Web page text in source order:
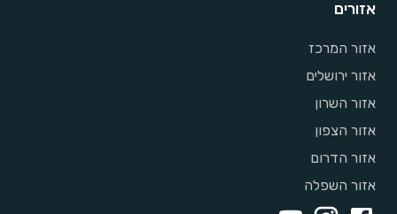
אזורים
אזור המרכז
אזור ירושלים
אזור השרון
אזור הצפון
אזור הדרום
אזור השפלה